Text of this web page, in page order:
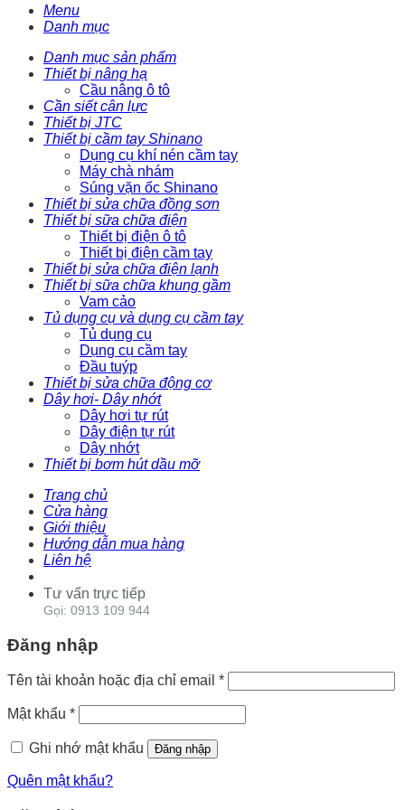
Menu
Danh mục
Danh mục sản phẩm
Thiết bị nâng hạ
Cầu nâng ô tô
Cần siết cân lực
Thiết bị JTC
Thiết bị cầm tay Shinano
Dụng cụ khí nén cầm tay
Máy chà nhám
Súng vặn ốc Shinano
Thiết bị sửa chữa đồng sơn
Thiết bị sữa chữa điện
Thiết bị điện ô tô
Thiết bị điện cầm tay
Thiết bị sửa chữa điện lạnh
Thiết bị sữa chữa khung gầm
Vam cảo
Tủ dụng cụ và dụng cụ cầm tay
Tủ dụng cụ
Dụng cụ cầm tay
Đầu tuýp
Thiết bị sửa chữa động cơ
Dây hơi- Dây nhớt
Dây hơi tự rút
Dây điện tự rút
Dây nhớt
Thiết bị bơm hút dầu mỡ
Trang chủ
Cửa hàng
Giới thiệu
Hướng dẫn mua hàng
Liên hệ
Tư vấn trực tiếp
Gọi: 0913 109 944
Đăng nhập
Tên tài khoản hoặc địa chỉ email *
Mật khẩu *
Ghi nhớ mật khẩu Đăng nhập
Quên mật khẩu?